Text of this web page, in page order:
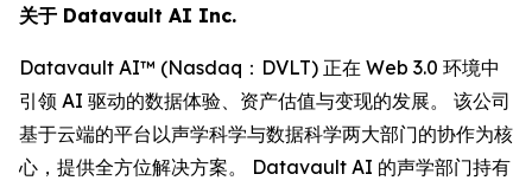
关于 Datavault AI Inc.
Datavault AI™ (Nasdaq：DVLT) 正在 Web 3.0 环境中
引领 AI 驱动的数据体验、资产估值与变现的发展。 该公司
基于云端的平台以声学科学与数据科学两大部门的协作为核
心，提供全方位解决方案。 Datavault AI 的声学部门持有